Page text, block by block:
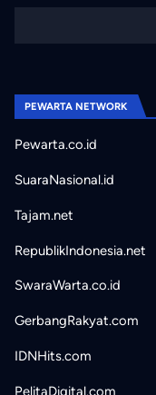
PEWARTA NETWORK
Pewarta.co.id
SuaraNasional.id
Tajam.net
RepublikIndonesia.net
SwaraWarta.co.id
GerbangRakyat.com
IDNHits.com
PelitaDigital.com